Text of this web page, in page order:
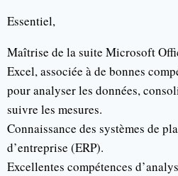
Essentiel,
Maîtrise de la suite Microsoft
Excel, associée à de bonnes
pour analyser les données,
suivre les mesures.
Connaissance des systèmes de
d’entreprise (ERP).
Excellentes compétences